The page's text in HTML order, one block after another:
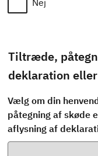
Nej
Tiltræde,
Vælg om din
påtegning af skøde
aflysning af